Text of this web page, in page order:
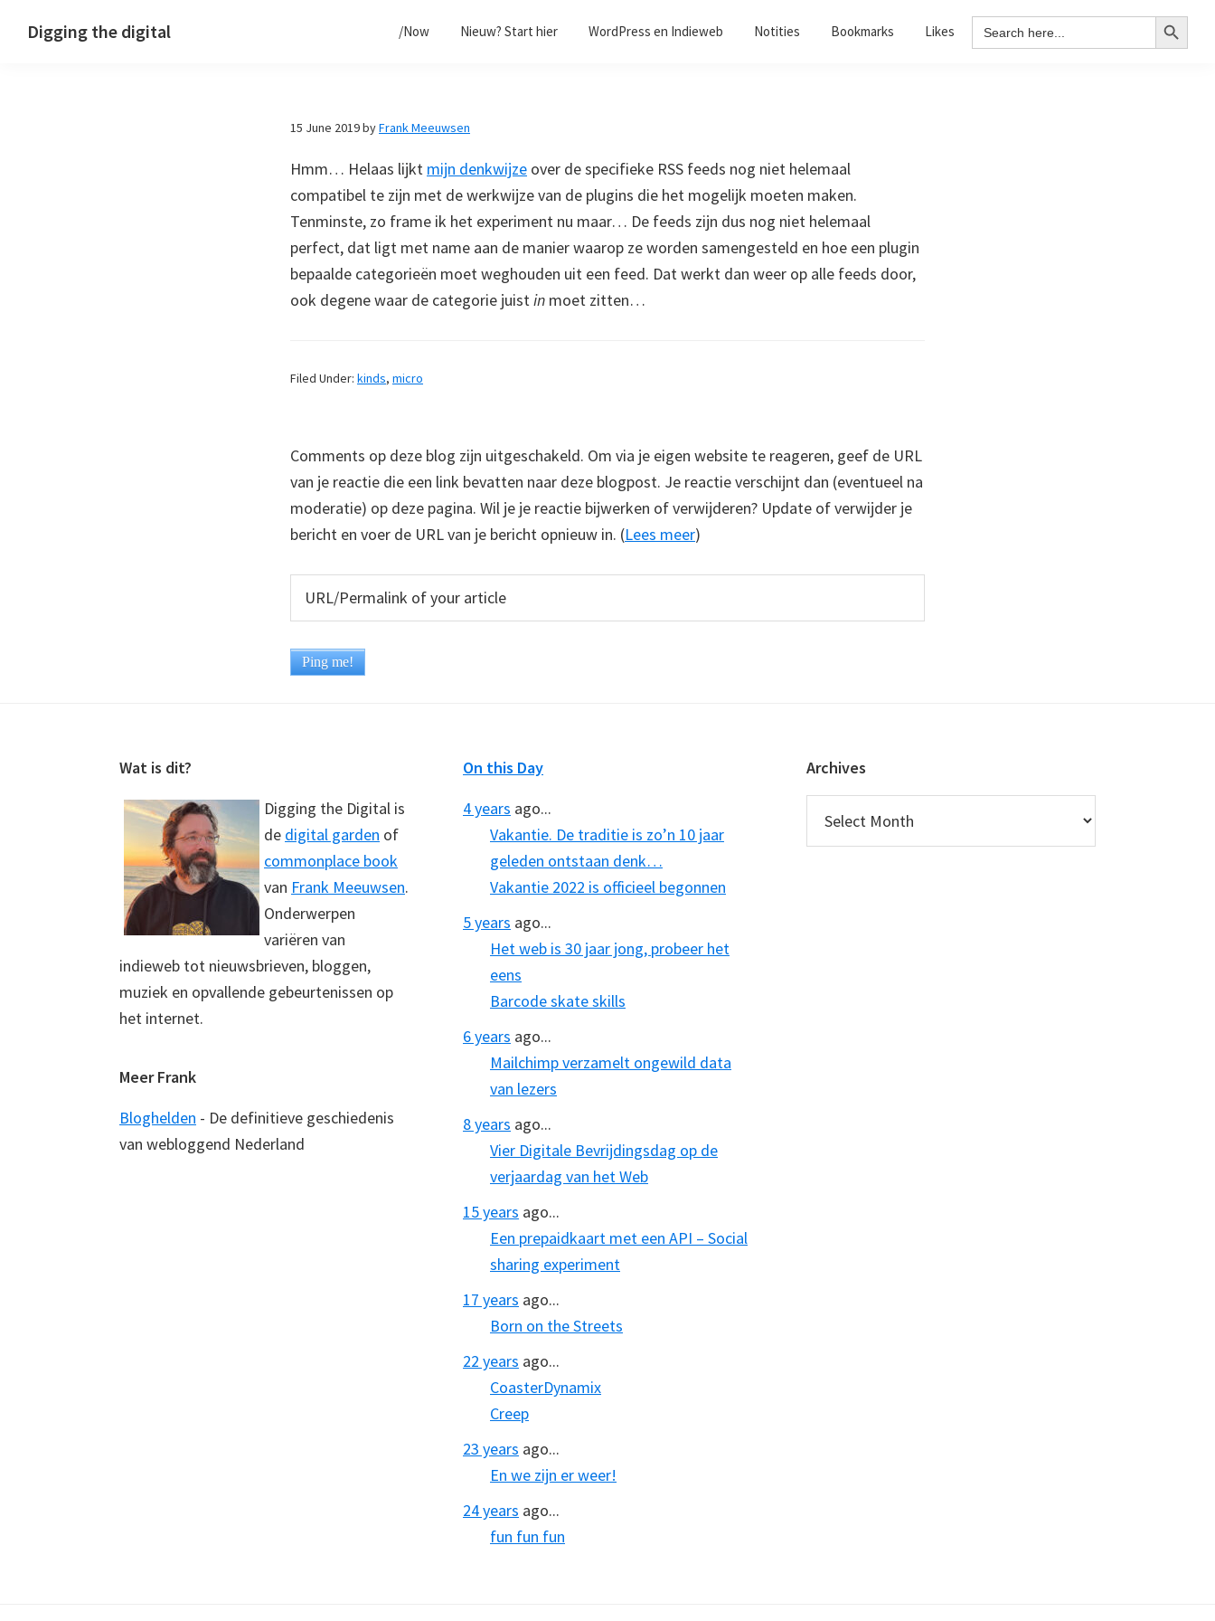
Digging the digital /Now Nieuw? Start hier WordPress en Indieweb Notities Bookmarks Likes Search
for:
Search Button
15 June 2019byFrank Meeuwsen
Hmm… Helaas lijkt mijn denkwijze over de specifieke RSS feeds nog niet helemaal
compatibel te zijn met de werkwijze van de plugins die het mogelijk moeten maken.
Tenminste, zo frame ik het experiment nu maar… De feeds zijn dus nog niet helemaal
perfect, dat ligt met name aan de manier waarop ze worden samengesteld en hoe een plugin
bepaalde categorieën moet weghouden uit een feed. Dat werkt dan weer op alle feeds door,
ook degene waar de categorie juistin moet zitten…
Filed Under: kinds, micro
Comments op deze blog zijn uitgeschakeld. Om via je eigen website te reageren, geef de URL
van je reactie die een link bevatten naar deze blogpost. Je reactie verschijnt dan (eventueel na
moderatie) op deze pagina. Wil je je reactie bijwerken of verwijderen? Update of verwijder je
bericht en voer de URL van je bericht opnieuw in. (Lees meer)
Wat is dit?
Digging the Digital is
de digital garden of
commonplace book
van Frank Meeuwsen.
Onderwerpen
variëren van
indieweb tot nieuwsbrieven, bloggen,
muziek en opvallende gebeurtenissen op
het internet.
Meer Frank
Bloghelden - De definitieve geschiedenis
van webloggend Nederland
On this Day
4 years ago...
Vakantie. De traditie is zo’n 10 jaar
geleden ontstaan denk…
Vakantie 2022 is officieel begonnen
5 years ago...
Het web is 30 jaar jong, probeer het
eens
Barcode skate skills
6 years ago...
Mailchimp verzamelt ongewild data
van lezers
8 years ago...
Vier Digitale Bevrijdingsdag op de
verjaardag van het Web
15 years ago...
Een prepaidkaart met een API – Social
sharing experiment
17 years ago...
Born on the Streets
22 years ago...
CoasterDynamix
Creep
23 years ago...
En we zijn er weer!
24 years ago...
fun fun fun
Archives